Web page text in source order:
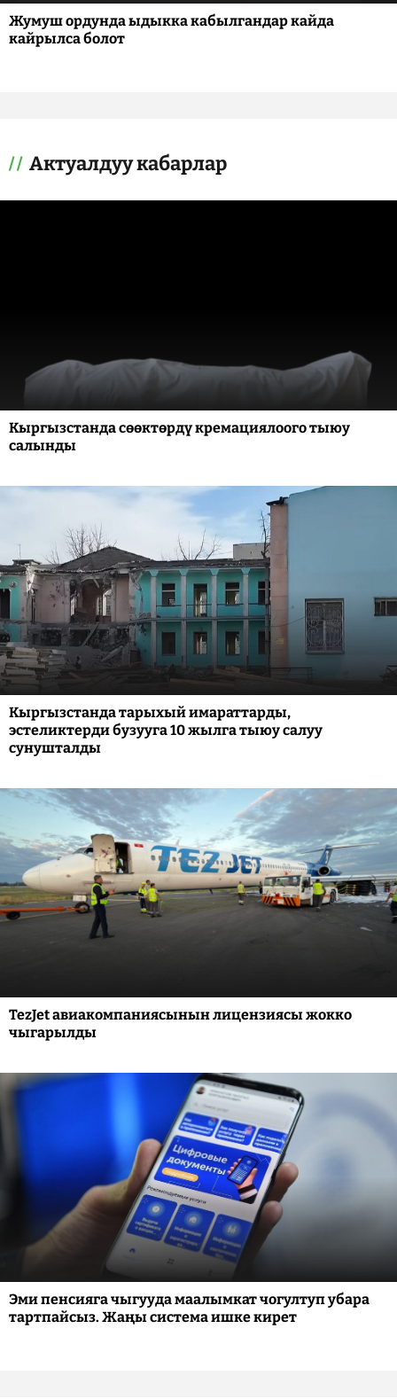
Жумуш ордунда ыдыкка кабылгандар кайда
кайрылса болот
Актуалдуу кабарлар
Кыргызстанда сөөктөрдү кремациялоого тыюу
салынды
Кыргызстанда тарыхый имараттарды,
эстеликтерди бузууга 10 жылга тыюу салуу
сунушталды
TezJet авиакомпаниясынын лицензиясы жокко
чыгарылды
Эми пенсияга чыгууда маалымкат чогултуп убара
тартпайсыз. Жаңы система ишке кирет